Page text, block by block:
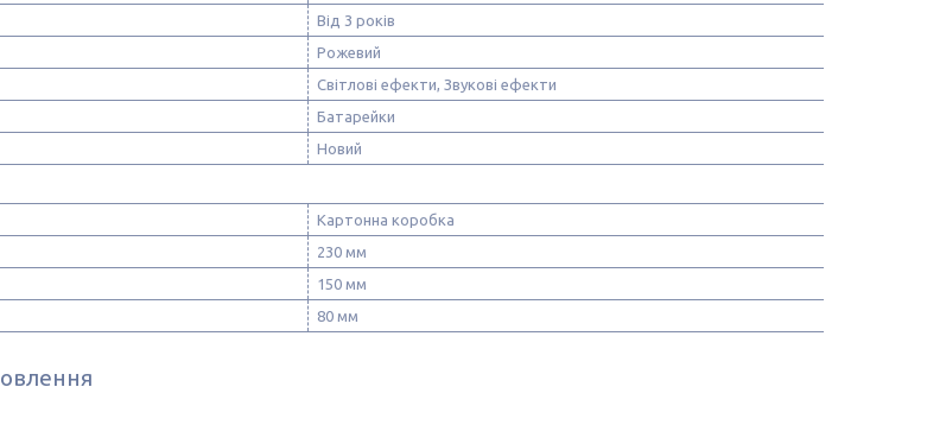
Від 3 років
Рожевий
Світлові ефекти, Звукові ефекти
Батарейки
Новий
Картонна коробка
230 мм
150 мм
80 мм